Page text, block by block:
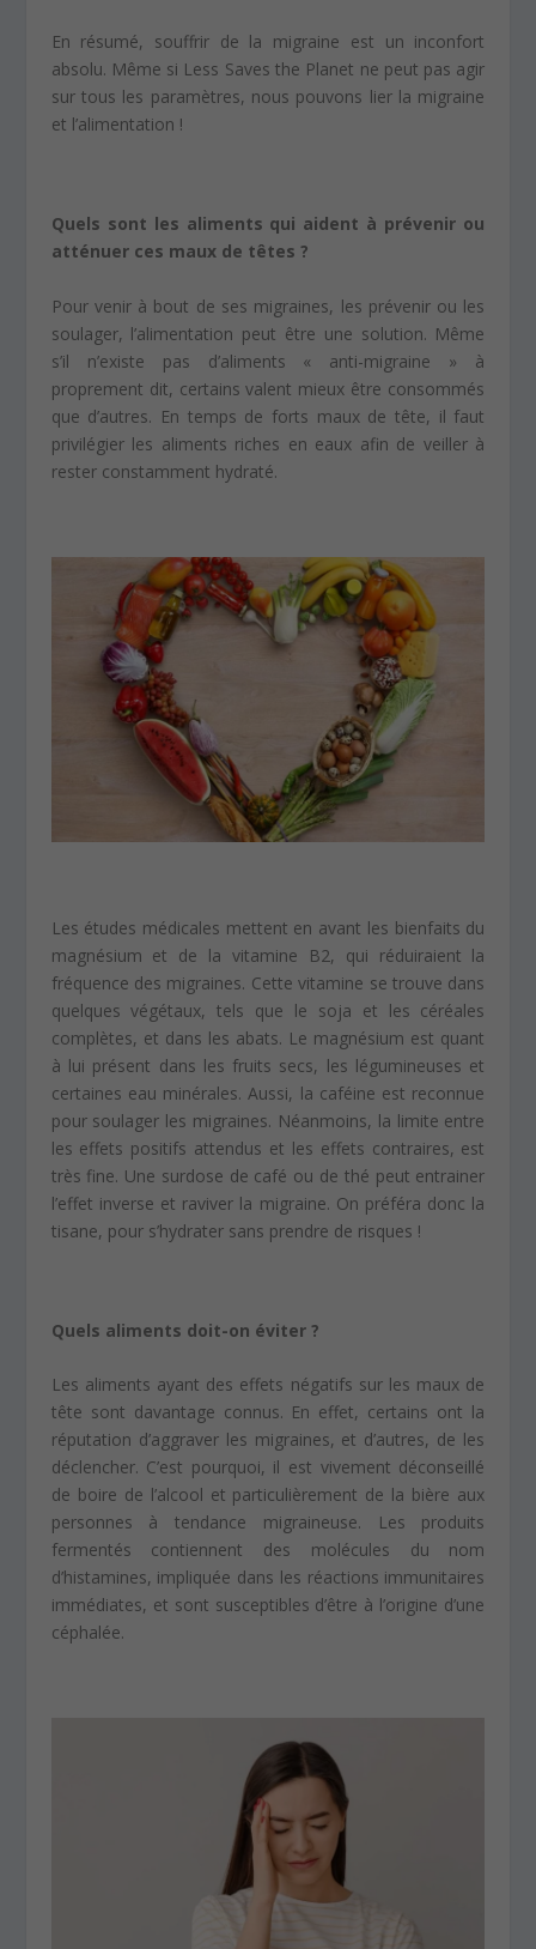
En résumé, souffrir de la migraine est un inconfort
absolu. Même si Less Saves the Planet ne peut pas agir
sur tous les paramètres, nous pouvons lier la migraine
et l’alimentation !
Quels sont les aliments qui aident à prévenir ou
atténuer ces maux de têtes ?
Pour venir à bout de ses migraines, les prévenir ou les
soulager, l’alimentation peut être une solution. Même
s’il n’existe pas d’aliments « anti-migraine » à
proprement dit, certains valent mieux être consommés
que d’autres. En temps de forts maux de tête, il faut
privilégier les aliments riches en eaux afin de veiller à
rester constamment hydraté.
Les études médicales mettent en avant les bienfaits du
magnésium et de la vitamine B2, qui réduiraient la
fréquence des migraines. Cette vitamine se trouve dans
quelques végétaux, tels que le soja et les céréales
complètes, et dans les abats. Le magnésium est quant
à lui présent dans les fruits secs, les légumineuses et
certaines eau minérales. Aussi, la caféine est reconnue
pour soulager les migraines. Néanmoins, la limite entre
les effets positifs attendus et les effets contraires, est
très fine. Une surdose de café ou de thé peut entrainer
l’effet inverse et raviver la migraine. On préféra donc la
tisane, pour s’hydrater sans prendre de risques !
Quels aliments doit-on éviter ?
Les aliments ayant des effets négatifs sur les maux de
tête sont davantage connus. En effet, certains ont la
réputation d’aggraver les migraines, et d’autres, de les
déclencher. C’est pourquoi, il est vivement déconseillé
de boire de l’alcool et particulièrement de la bière aux
personnes à tendance migraineuse. Les produits
fermentés contiennent des molécules du nom
d’histamines, impliquée dans les réactions immunitaires
immédiates, et sont susceptibles d’être à l’origine d’une
céphalée.